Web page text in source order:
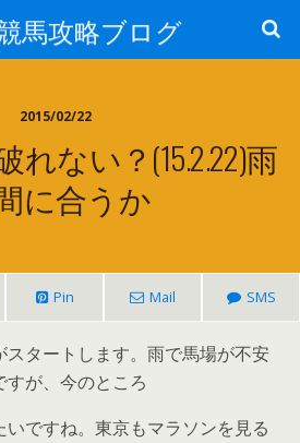
馬攻略ブログ
2015/02/22
れない？(15.2.22)雨
に合うか
Pin Mail SMS
タートします。雨で馬場が不安
が、今のところ
ですね。東京もマラソンを見る